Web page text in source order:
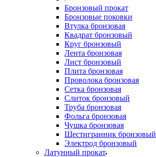
Бронзовый прокат
Бронзовые поковки
Втулка бронзовая
Квадрат бронзовый
Круг бронзовый
Лента бронзовая
Лист бронзовый
Плита бронзовая
Проволока бронзовая
Сетка бронзовая
Слиток бронзовый
Труба бронзовая
Фольга бронзовая
Чушка бронзовая
Шестигранник бронзовый
Электрод бронзовый
Латунный прокат